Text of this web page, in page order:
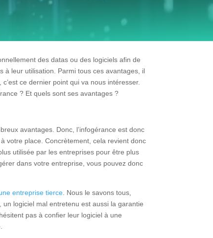
des datas ou des logiciels afin de
à leur utilisation. Parmi tous ces avantages, il
ce dernier point qui va nous intéresser.
? Et quels sont ses avantages ?
avantages. Donc, l’infogérance est donc
votre place. Concrètement, cela revient donc
utilisée par les entreprises pour être plus
dans votre entreprise, vous pouvez donc
entreprise tierce . Nous le savons tous,
logiciel mal entretenu est aussi la garantie
pas à confier leur logiciel à une